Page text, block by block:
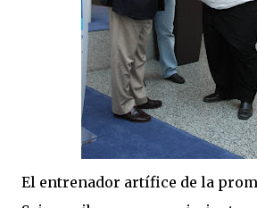
El entrenador artífice de la